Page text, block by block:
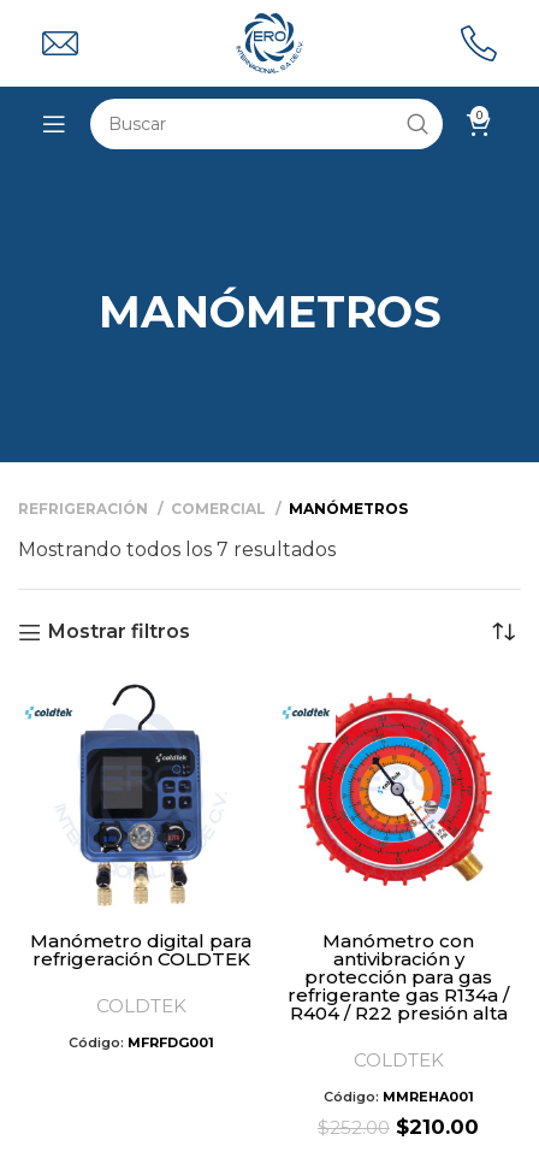
0
MANÓMETROS
REFRIGERACIÓN COMERCIAL MANÓMETROS
Mostrando todos los 7 resultados
Mostrar filtros
Manómetro digital para
refrigeración COLDTEK
COLDTEK
Código: MFRFDG001
Manómetro con
antivibración y
protección para gas
refrigerante gas R134a /
R404 / R22 presión alta
COLDTEK
Código: MMREHA001
$252.00 Original
$210.00